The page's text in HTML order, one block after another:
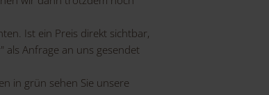
Ist ein Preis direkt sichtbar,
als Anfrage an uns gesendet
in grün sehen Sie unsere